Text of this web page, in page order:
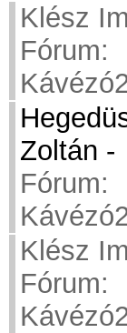
Klész
Fórum:
Zoltán -
Fórum:
Klész
Fórum: